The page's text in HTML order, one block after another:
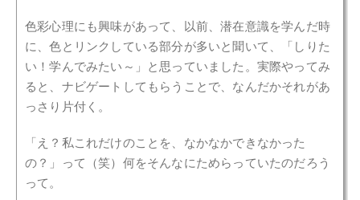
色彩心理にも興味があって、以前、潜在意識を学んだ時
に、色とリンクしている部分が多いと聞いて、「しりた
い！学んでみたい～」と思っていました。実際やってみ
ると、ナビゲートしてもらうことで、なんだかそれがあ
っさり片付く。
「え？私これだけのことを、なかなかできなかった
の？」って（笑）何をそんなにためらっていたのだろう
って。